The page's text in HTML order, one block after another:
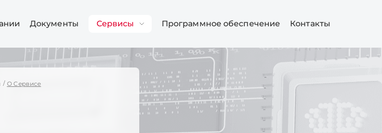
Документы Сервисы Программное обеспечение Контакты
О Cервисе